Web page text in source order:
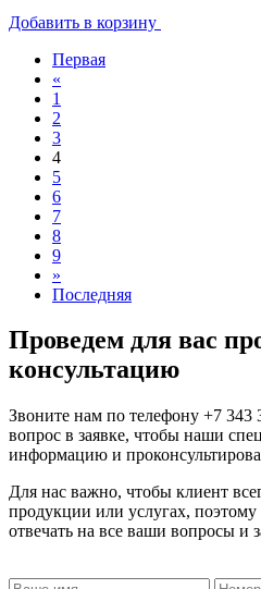
Добавить в корзину
Первая
«
1
2
3
4
5
6
7
8
9
»
Последняя
Проведем для вас
консультацию
Звоните нам по телефону +7 343
вопрос в заявке, чтобы наши
информацию и
Для нас важно, чтобы клиент
продукции или услугах,
отвечать на все ваши вопросы и